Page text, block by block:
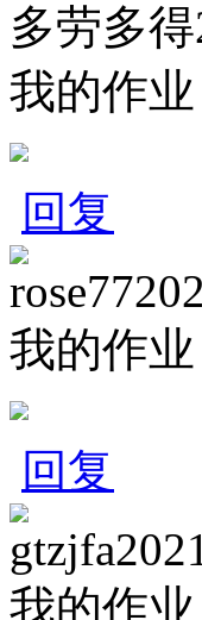
多劳多得
我的作业
回复
rose77
我的作业
回复
gtzjfa
我的作业